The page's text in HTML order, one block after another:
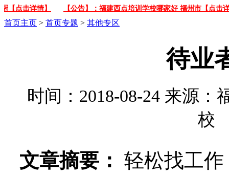
击详情】 【公告】：福建西点培训学校哪家好 福州市【点击详情】
首页主页 > 首页专题 > 其他专区
待业
时间：2018-08-24 来源
校
文章摘要： 轻松找工